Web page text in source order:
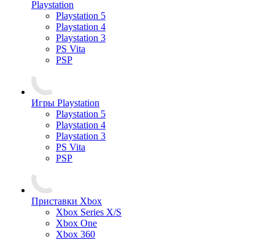
Playstation
Playstation 5
Playstation 4
Playstation 3
PS Vita
PSP
Игры Playstation
Playstation 5
Playstation 4
Playstation 3
PS Vita
PSP
Приставки Xbox
Xbox Series X/S
Xbox One
Xbox 360